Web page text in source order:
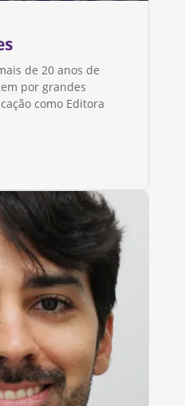
de 20 anos de
por grandes
como Editora